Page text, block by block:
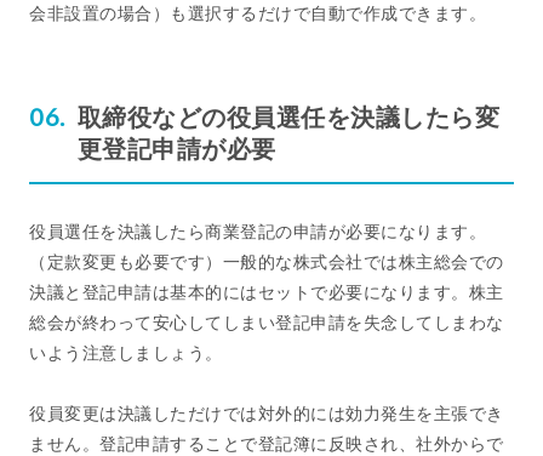
会非設置の場合）も選択するだけで自動で作成できます。
取締役などの役員選任を決議したら変
更登記申請が必要
役員選任を決議したら商業登記の申請が必要になります。
（定款変更も必要です）一般的な株式会社では株主総会での
決議と登記申請は基本的にはセットで必要になります。株主
総会が終わって安心してしまい登記申請を失念してしまわな
いよう注意しましょう。
役員変更は決議しただけでは対外的には効力発生を主張でき
ません。登記申請することで登記簿に反映され、社外からで